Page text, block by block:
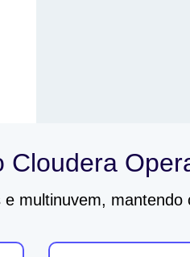
multinuvem,